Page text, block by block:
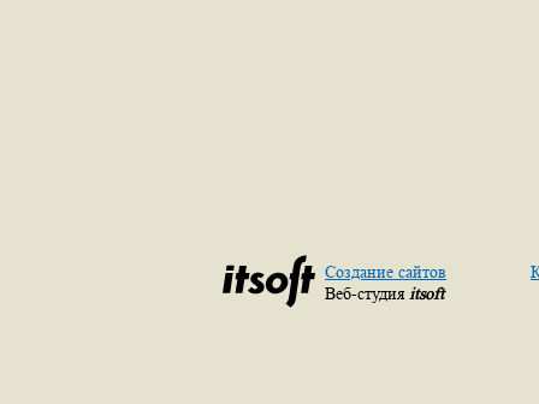
Создание сайтов
Веб-студия itsoft